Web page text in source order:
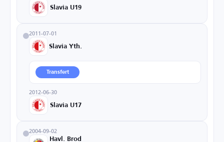
Slavia U19
2011-07-01
Slavia Yth.
Transfert
2012-06-30
Slavia U17
2004-09-02
Havl. Brod